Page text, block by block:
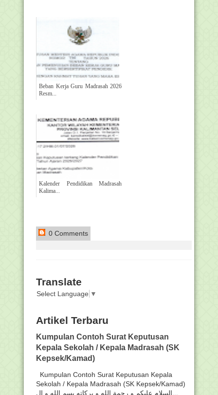
Beban Kerja Guru Madrasah 2026
Resm...
Kalender Pendidikan Madrasah
Kalima...
0 Comments
Translate
Select Language ▼
Artikel Terbaru
Kumpulan Contoh Surat Keputusan
Kepala Sekolah / Kepala Madrasah (SK
Kepsek/Kamad)
Kumpulan Contoh Surat Keputusan Kepala
Sekolah / Kepala Madrasah (SK Kepsek/Kamad)